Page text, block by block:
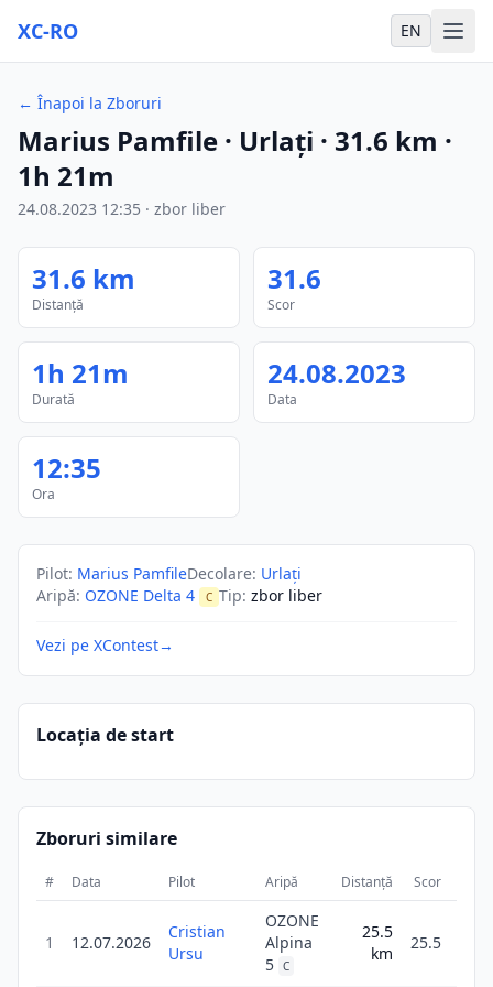
XC-RO EN
← Înapoi la Zboruri
Marius Pamfile · Urlați · 31.6 km ·
1h 21m
24.08.2023 12:35 · zbor liber
31.6 km
Distanță
31.6
Scor
1h 21m
Durată
24.08.2023
Data
12:35
Ora
Pilot: Marius PamfileDecolare: Urlați
Aripă: OZONE Delta 4 C Tip: zbor liber
Vezi pe XContest→
Locația de start
Zboruri similare
# Data Pilot Aripă Distanță Scor
1 12.07.2026
Cristian
Ursu
OZONE
Alpina
5 C
25.5
km
25.5